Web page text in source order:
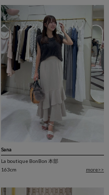
Sana
La boutique BonBon 本部
163cm
more>>